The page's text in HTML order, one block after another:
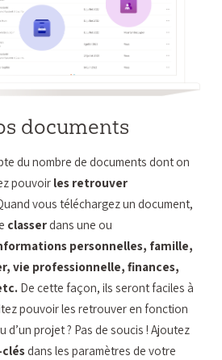
documents
du nombre de documents dont on
pouvoir les retrouver
vous téléchargez un document,
classerdans une ou
personnelles, famille,
vie professionnelle, finances,
De cette façon, ils seront faciles à
pouvoir les retrouver en fonction
d’un projet ? Pas de soucis ! Ajoutez
dans les paramètres de votre